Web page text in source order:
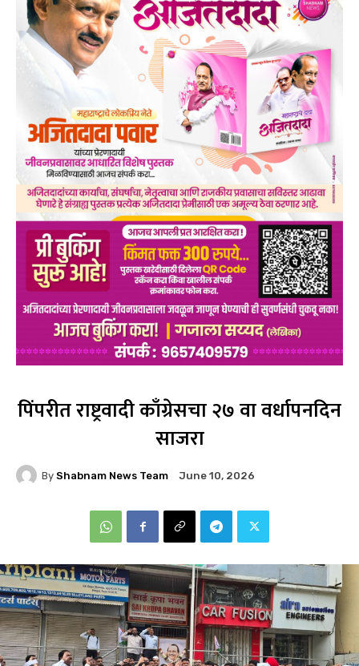
पिंपरीत राष्ट्रवादी काँग्रेसचा २७ वा वर्धापनदिन
साजरा
By Shabnam News Team June 10, 2026